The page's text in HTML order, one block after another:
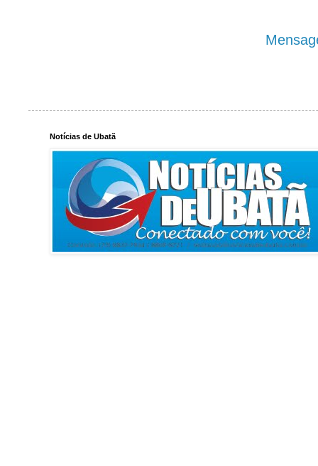
Notícias de Ubatã